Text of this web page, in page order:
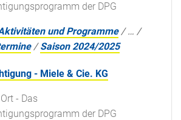
der DPG
und Programme /… /
/Saison 2024/2025
- Miele & Cie. KG
- Das
der DPG